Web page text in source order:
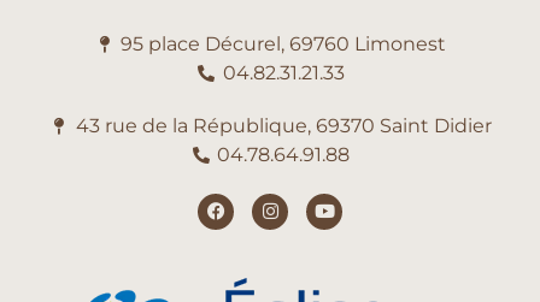
95 place Décurel, 69760 Limonest
04.82.31.21.33
43 rue de la République, 69370 Saint Didier
04.78.64.91.88